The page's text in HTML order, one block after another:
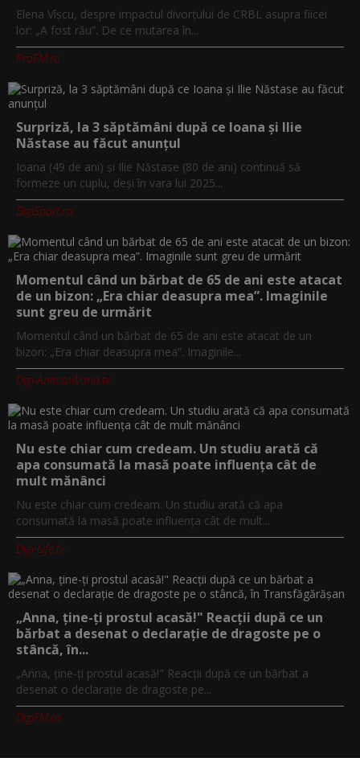
Elena Vîșcu, despre impactul divorțului de CRBL asupra fiicei
lor: „A fost rău”. De ce mutarea în...
ProFM.ro
Surpriză, la 3 săptămâni după ce Ioana și Ilie
Năstase au făcut anunțul
Ioana (49 de ani) și Ilie Năstase (80 de ani) continuă să
formeze un cuplu, deși în vara lui 2025...
DigiSport.ro
Momentul când un bărbat de 65 de ani este atacat
de un bizon: „Era chiar deasupra mea”. Imaginile
sunt greu de urmărit
Momentul când un bărbat de 65 de ani este atacat de un
bizon: „Era chiar deasupra mea”. Imaginile...
Digi-AnimalWorld.tv
Nu este chiar cum credeam. Un studiu arată că
apa consumată la masă poate influența cât de
mult mănânci
Nu este chiar cum credeam. Un studiu arată că apa
consumată la masă poate influența cât de mult...
Digi-Life.tv
„Anna, ţine-ţi prostul acasă!" Reacţii după ce un
bărbat a desenat o declaraţie de dragoste pe o
stâncă, în...
„Anna, ţine-ţi prostul acasă!" Reacţii după ce un bărbat a
desenat o declaraţie de dragoste pe...
DigiFM.ro